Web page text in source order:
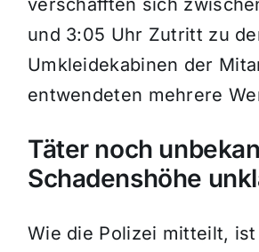
verschafften sich
und 3:05 Uhr Zutritt zu
Umkleidekabinen der
entwendeten mehrere
Täter noch
Schadenshöhe
Wie die Polizei mitteilt,